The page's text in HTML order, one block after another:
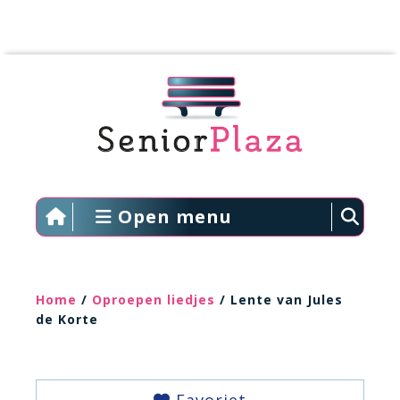
Open menu
Home / Oproepen liedjes / Lente van Jules
de Korte